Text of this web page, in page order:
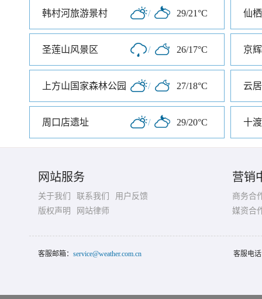
韩村河旅游景村 / 29/21°C 仙
圣莲山风景区 / 26/17°C 京
上方山国家森林公园 / 27/18°C 云
周口店遗址 / 29/20°C 十
网站服务
关于我们 联系我们
用户反馈
版权声明
网站律师
营销
商务合
媒资合
客服邮箱： service@weather.com.cn 客服电